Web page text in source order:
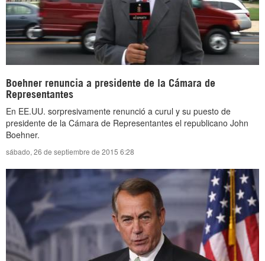
Boehner renuncia a presidente de la Cámara de
Representantes
En EE.UU. sorpresivamente renunció a curul y su puesto de
presidente de la Cámara de Representantes el republicano John
Boehner.
sábado, 26 de septiembre de 2015 6:28